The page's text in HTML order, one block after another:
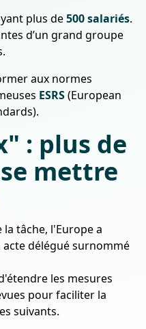
plus de500 salariés.
d’un grand groupe
aux normes
ESRS(European
: plus de
mettre
tâche, l'Europe a
délégué surnommé
les mesures
pour faciliter la
suivants.